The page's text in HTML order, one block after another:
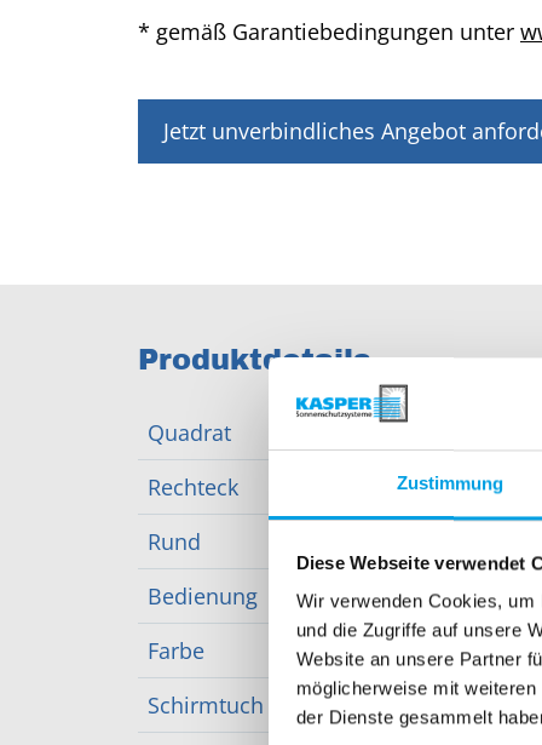
Zustimmung
Diese Webseite verwendet
Wir verwenden Cookies,
und die Zugriffe auf unsere
Website an unsere Partner
möglicherweise mit
der Dienste gesammelt
* gemäß Garantiebedingungen unter
Jetzt unverbindliches Angebot
Produktdetails
Quadrat
Rechteck
max.
Rund
Bedienung
Farbe
über
Schirmtuch
über